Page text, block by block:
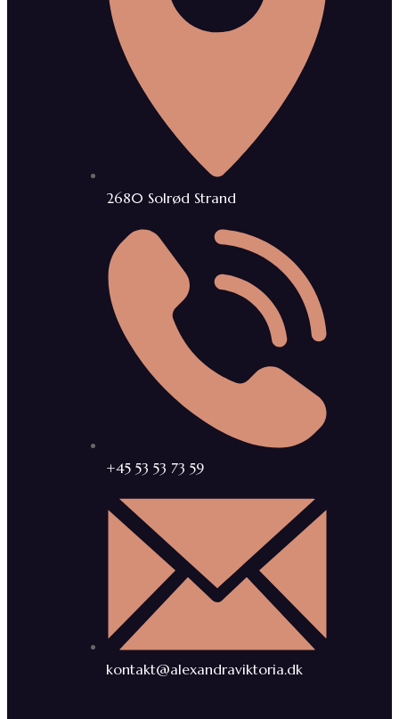
2680 Solrød Strand
+45 53 53 73 59
kontakt@alexandraviktoria.dk